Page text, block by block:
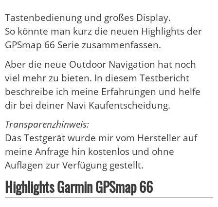
Tastenbedienung und großes Display.
So könnte man kurz die neuen Highlights der
GPSmap 66 Serie zusammenfassen.
Aber die neue Outdoor Navigation hat noch
viel mehr zu bieten. In diesem Testbericht
beschreibe ich meine Erfahrungen und helfe
dir bei deiner Navi Kaufentscheidung.
Transparenzhinweis:
Das Testgerät wurde mir vom Hersteller auf
meine Anfrage hin kostenlos und ohne
Auflagen zur Verfügung gestellt.
Highlights Garmin GPSmap 66